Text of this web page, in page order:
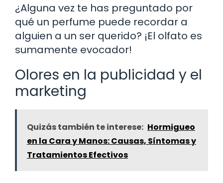
¿Alguna vez te has preguntado por
qué un perfume puede recordar a
alguien a un ser querido? ¡El olfato es
sumamente evocador!
Olores en la publicidad y el
marketing
Quizás también te interese: Hormigueo
en la Cara y Manos: Causas, Síntomas y
Tratamientos Efectivos